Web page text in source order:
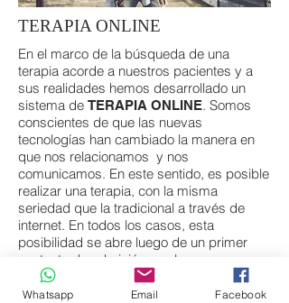
TERAPIA ONLINE
En el marco de la búsqueda de una
terapia acorde a nuestros pacientes y a
sus realidades hemos desarrollado un
sistema de TERAPIA ONLINE. Somos
conscientes de que las nuevas
tecnologías han cambiado la manera en
que nos relacionamos y nos
comunicamos. En este sentido, es posible
realizar una terapia, con la misma
seriedad que la tradicional a través de
internet. En todos los casos, esta
posibilidad se abre luego de un primer
contacto de admisión en el que
evaluaremos la pertinencia y la eficacia en
el tratamiento del uso de este método.
Whatsapp Email Facebook